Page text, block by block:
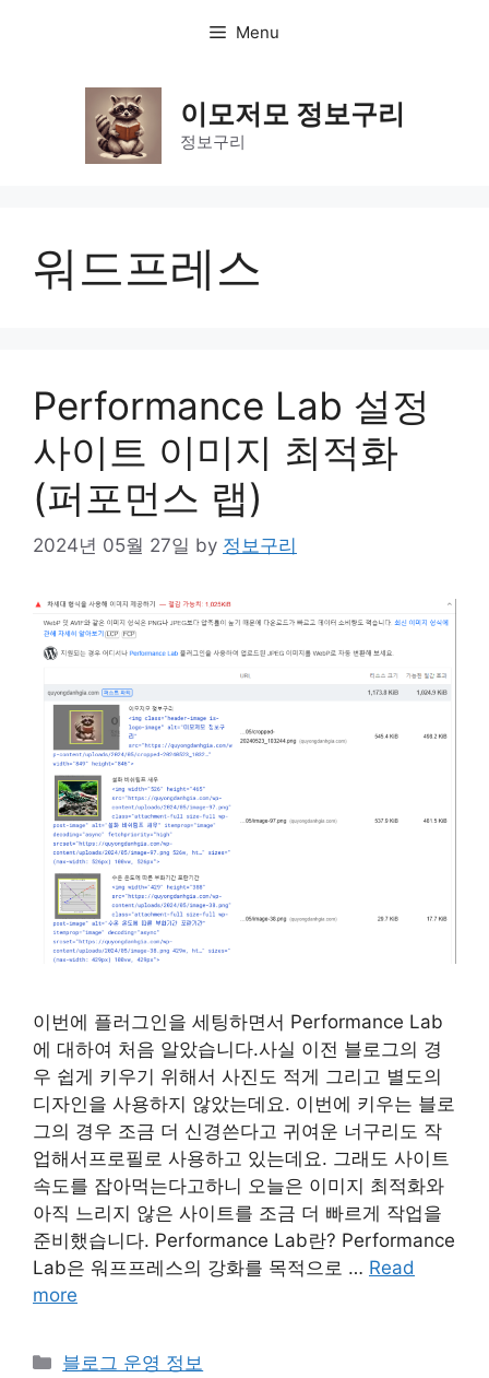
Menu
이모저모 정보구리
정보구리
워드프레스
Performance Lab 설정
사이트 이미지 최적화
(퍼포먼스 랩)
2024년 05월 27일 by 정보구리
이번에 플러그인을 세팅하면서 Performance Lab
에 대하여 처음 알았습니다.사실 이전 블로그의 경
우 쉽게 키우기 위해서 사진도 적게 그리고 별도의
디자인을 사용하지 않았는데요. 이번에 키우는 블로
그의 경우 조금 더 신경쓴다고 귀여운 너구리도 작
업해서프로필로 사용하고 있는데요. 그래도 사이트
속도를 잡아먹는다고하니 오늘은 이미지 최적화와
아직 느리지 않은 사이트를 조금 더 빠르게 작업을
준비했습니다. Performance Lab란? Performance
Lab은 워프프레스의 강화를 목적으로 … Read
more
Categories
블로그 운영 정보